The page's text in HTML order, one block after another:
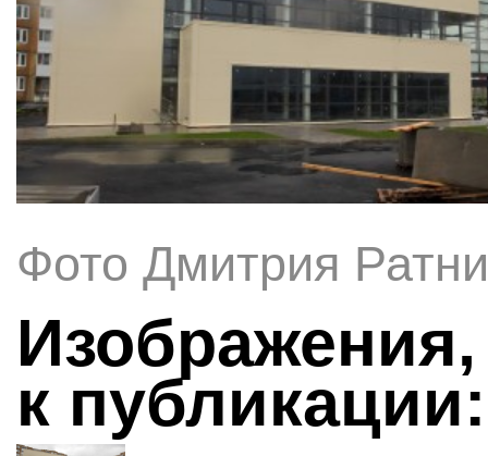
Фото Дмитрия
к публикации: